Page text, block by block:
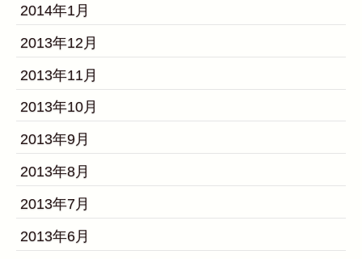
2014年1月
2013年12月
2013年11月
2013年10月
2013年9月
2013年8月
2013年7月
2013年6月